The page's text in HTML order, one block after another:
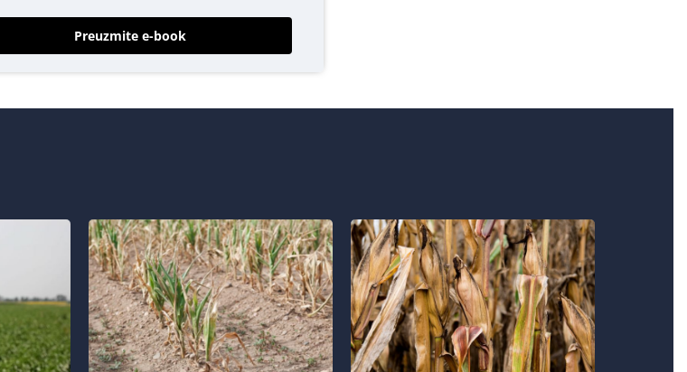
Preuzmite e-book